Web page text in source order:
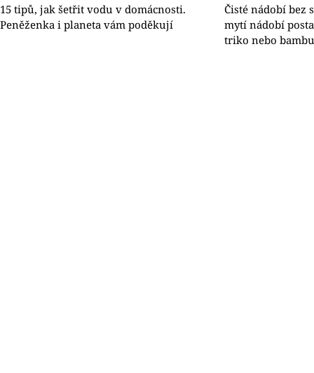
15 tipů, jak šetřit vodu v domácnosti.
Peněženka i planeta vám poděkují
Čisté nádobí bez
mytí nádobí
triko nebo